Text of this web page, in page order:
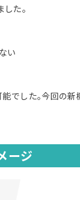
た。
い
でした｡今回の
ージ